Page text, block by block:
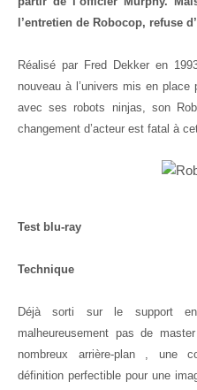
l’entretien de Robocop, refuse
Réalisé par Fred Dekker en
nouveau à l’univers mis en
avec ses robots ninjas, son
changement d’acteur est fatal à
Test blu-ray
Technique
Déjà sorti sur le support
malheureusement pas de
nombreux arrière-plan , une
définition perfectible pour une